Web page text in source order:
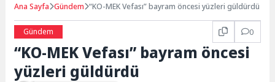
Ana Sayfa Gündem “KO-MEK Vefası” bayram öncesi yüzleri güldürdü
Gündem 0
“KO-MEK Vefası” bayram öncesi
yüzleri güldürdü